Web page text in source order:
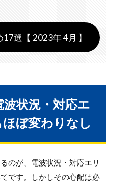
選【 2023年 4月 】
状況・対応エ
ぼ変わりなし
のが、電波状況・対応エリ
です。しかしその心配は必